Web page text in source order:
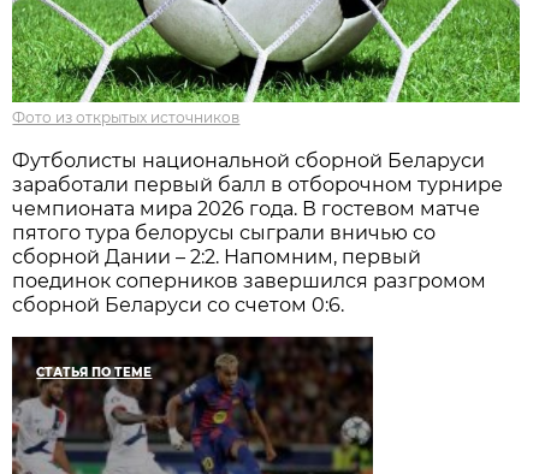
Фото из открытых источников
Футболисты национальной сборной Беларуси
заработали первый балл в отборочном турнире
чемпионата мира 2026 года. В гостевом матче
пятого тура белорусы сыграли вничью со
сборной Дании – 2:2. Напомним, первый
поединок соперников завершился разгромом
сборной Беларуси со счетом 0:6.
СТАТЬЯ ПО ТЕМЕ